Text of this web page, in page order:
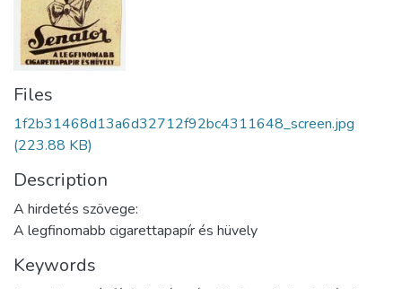
Files
1f2b31468d13a6d32712f92bc4311648_screen.jpg
(223.88 KB)
Description
A hirdetés szövege:
A legfinomabb cigarettapapír és hüvely
Keywords